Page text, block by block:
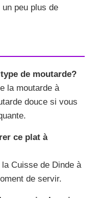
peu plus de
de moutarde?
la moutarde à
douce si vous
ce plat à
Cuisse de Dinde à
de servir.